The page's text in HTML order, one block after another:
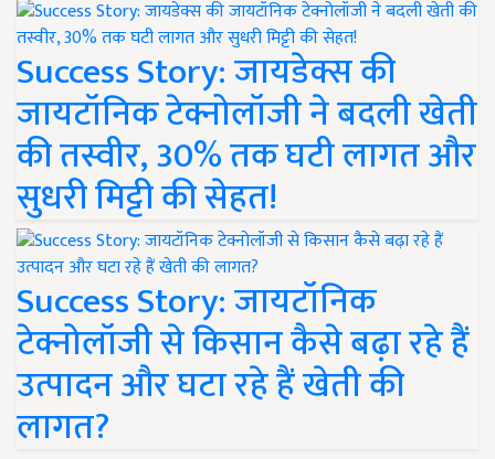
Success Story: जायडेक्स की
जायटॉनिक टेक्नोलॉजी ने बदली खेती
की तस्वीर, 30% तक घटी लागत और
सुधरी मिट्टी की सेहत!
Success Story: जायटॉनिक
टेक्नोलॉजी से किसान कैसे बढ़ा रहे हैं
उत्पादन और घटा रहे हैं खेती की
लागत?